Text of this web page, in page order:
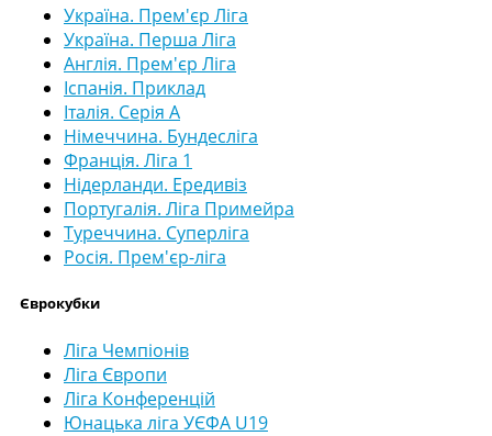
Україна. Прем'єр Ліга
Україна. Перша Ліга
Англія. Прем'єр Ліга
Іспанія. Приклад
Італія. Серія А
Німеччина. Бундесліга
Франція. Ліга 1
Нідерланди. Ередивіз
Португалія. Ліга Примейра
Туреччина. Суперліга
Росія. Прем'єр-ліга
Єврокубки
Ліга Чемпіонів
Ліга Європи
Ліга Конференцій
Юнацька ліга УЄФА U19